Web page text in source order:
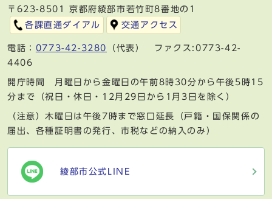
〒623-8501 京都府綾部市若竹町8番地の1
各課直通ダイアル
交通アクセス
電話： 0773-42-3280
（代表） ファクス:0773-42-
4406
開庁時間 月曜日から金曜日の午前8時30分から午後5時15
分まで（祝日・休日・12月29日から1月3日を除く）
（注意）木曜日は午後7時まで窓口延長（戸籍・国保関係の
届出、各種証明書の発行、市税などの納入のみ）
綾部市公式LINE